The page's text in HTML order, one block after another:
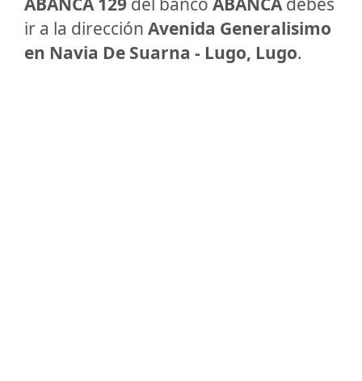
ir a la dirección Avenida Generalisimo
en Navia De Suarna - Lugo, Lugo.